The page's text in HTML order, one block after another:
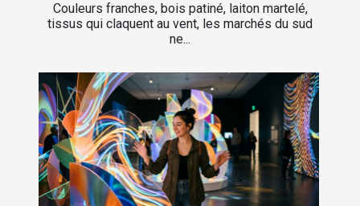
Couleurs franches, bois patiné, laiton martelé,
tissus qui claquent au vent, les marchés du sud
ne...